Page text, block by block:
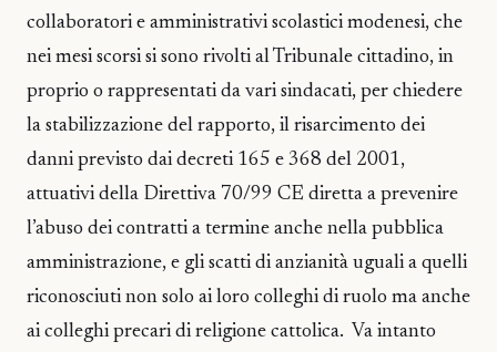
collaboratori e amministrativi scolastici modenesi, che
nei mesi scorsi si sono rivolti al Tribunale cittadino, in
proprio o rappresentati da vari sindacati, per chiedere
la stabilizzazione del rapporto, il risarcimento dei
danni previsto dai decreti 165 e 368 del 2001,
attuativi della Direttiva 70/99 CE diretta a prevenire
l’abuso dei contratti a termine anche nella pubblica
amministrazione, e gli scatti di anzianità uguali a quelli
riconosciuti non solo ai loro colleghi di ruolo ma anche
ai colleghi precari di religione cattolica. Va intanto